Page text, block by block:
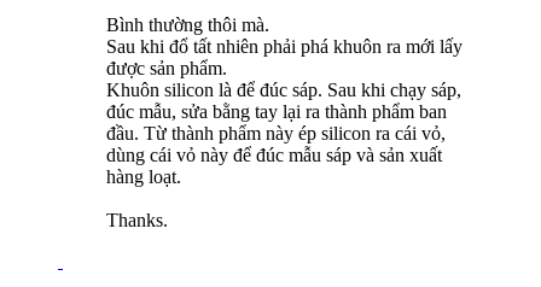
Bình thường thôi mà.
Sau khi đổ tất nhiên phải phá khuôn ra mới lấy
được sản phẩm.
Khuôn silicon là để đúc sáp. Sau khi chạy sáp,
đúc mẫu, sửa bằng tay lại ra thành phẩm ban
đầu. Từ thành phẩm này ép silicon ra cái vỏ,
dùng cái vỏ này để đúc mẫu sáp và sản xuất
hàng loạt.
Thanks.